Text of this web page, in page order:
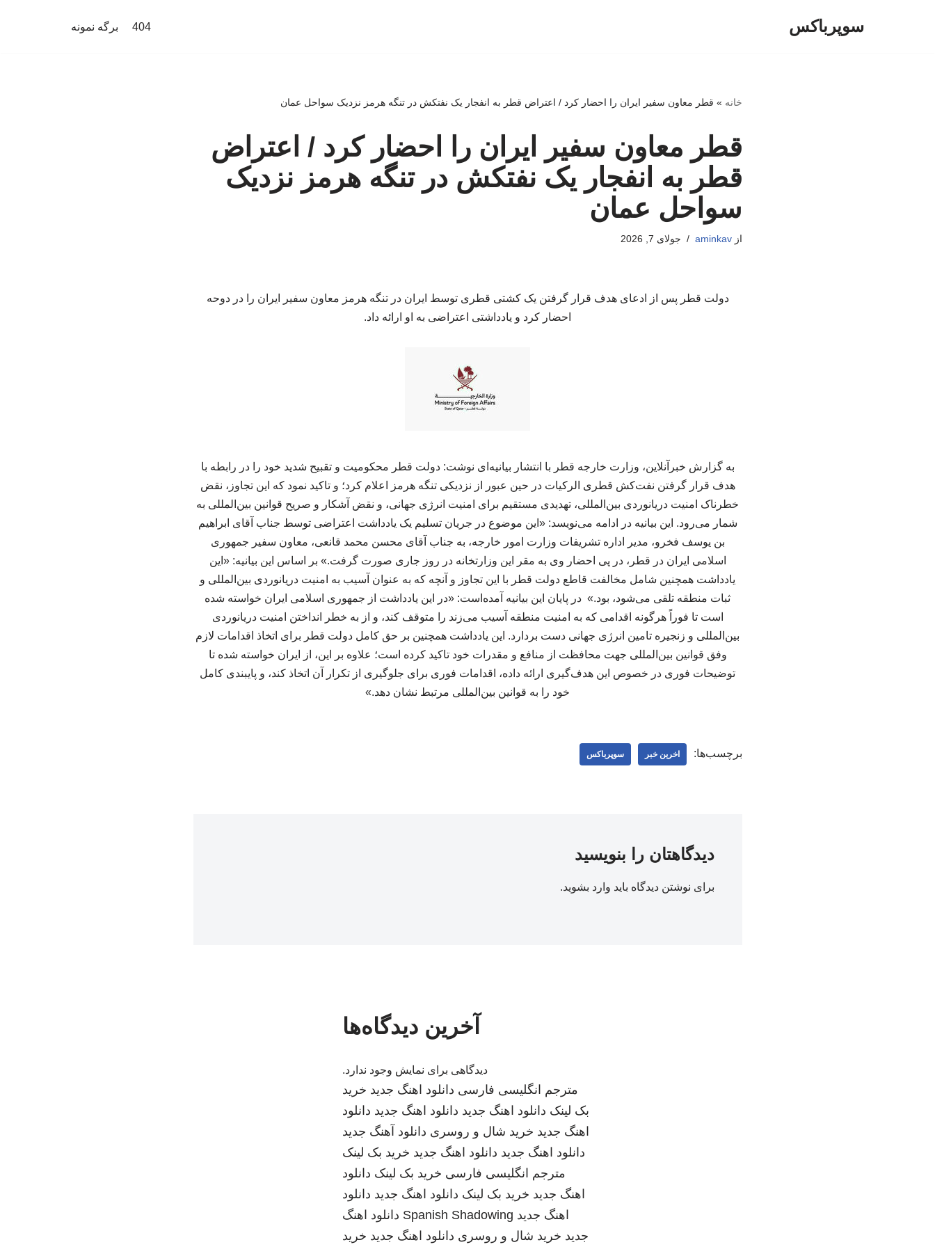
سوپرباکس 404 برگه نمونه
خانه » قطر معاون سفیر ایران را احضار کرد / اعتراض قطر به انفجار یک نفتکش در تنگه هرمز نزدیک سواحل عمان
قطر معاون سفیر ایران را احضار کرد / اعتراض
قطر به انفجار یک نفتکش در تنگه هرمز نزدیک
سواحل عمان
ازaminkav جولای 7, 2026
دولت قطر پس از ادعای هدف قرار گرفتن یک کشتی قطری توسط ایران در تنگه هرمز معاون سفیر ایران را در دوحه
احضار کرد و یادداشتی اعتراضی به او ارائه داد.
به گزارش خبرآنلاین، وزارت خارجه قطر با انتشار بیانیه‌ای نوشت: دولت قطر محکومیت و تقبیح شدید خود را در رابطه با
هدف قرار گرفتن نفت‌کش قطری الرکیات در حین عبور از نزدیکی تنگه هرمز اعلام کرد؛ و تاکید نمود که این تجاوز، نقض
خطرناک امنیت دریانوردی بین‌المللی، تهدیدی مستقیم برای امنیت انرژی جهانی، و نقض آشکار و صریح قوانین بین‌المللی به
شمار می‌رود. این بیانیه در ادامه می‌نویسد: «این موضوع در جریان تسلیم یک یادداشت اعتراضی توسط جناب آقای ابراهیم
بن یوسف فخرو، مدیر اداره تشریفات وزارت امور خارجه، به جناب آقای محسن محمد قانعی، معاون سفیر جمهوری
اسلامی ایران در قطر، در پی احضار وی به مقر این وزارتخانه در روز جاری صورت گرفت.» بر اساس این بیانیه: «این
یادداشت همچنین شامل مخالفت قاطع دولت قطر با این تجاوز و آنچه که به عنوان آسیب به امنیت دریانوردی بین‌المللی و
ثبات منطقه تلقی می‌شود، بود.» در پایان این بیانیه آمده‌است: «در این یادداشت از جمهوری اسلامی ایران خواسته شده
است تا فوراً هرگونه اقدامی که به امنیت منطقه آسیب می‌زند را متوقف کند، و از به خطر انداختن امنیت دریانوردی
بین‌المللی و زنجیره تامین انرژی جهانی دست بردارد. این یادداشت همچنین بر حق کامل دولت قطر برای اتخاذ اقدامات لازم
وفق قوانین بین‌المللی جهت محافظت از منافع و مقدرات خود تاکید کرده است؛ علاوه بر این، از ایران خواسته شده تا
توضیحات فوری در خصوص این هدف‌گیری ارائه داده، اقدامات فوری برای جلوگیری از تکرار آن اتخاذ کند، و پایبندی کامل
خود را به قوانین بین‌المللی مرتبط نشان دهد.»
برچسب‌ها: اخرین خبر سوپرباکس
دیدگاهتان را بنویسید
برای نوشتن دیدگاه باید وارد بشوید.
آخرین دیدگاه‌ها
دیدگاهی برای نمایش وجود ندارد.
مترجم انگلیسی فارسی دانلود اهنگ جدید خرید
بک لینک دانلود اهنگ جدید دانلود اهنگ جدید دانلود
اهنگ جدید خرید شال و روسری دانلود آهنگ جدید
دانلود اهنگ جدید دانلود اهنگ جدید خرید بک لینک
مترجم انگلیسی فارسی خرید بک لینک دانلود
اهنگ جدید خرید بک لینک دانلود اهنگ جدید دانلود
اهنگ جدید Spanish Shadowing دانلود اهنگ
جدید خرید شال و روسری دانلود اهنگ جدید خرید